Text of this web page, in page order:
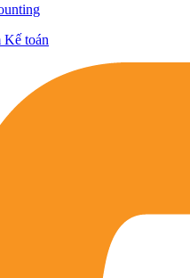
Kế toán